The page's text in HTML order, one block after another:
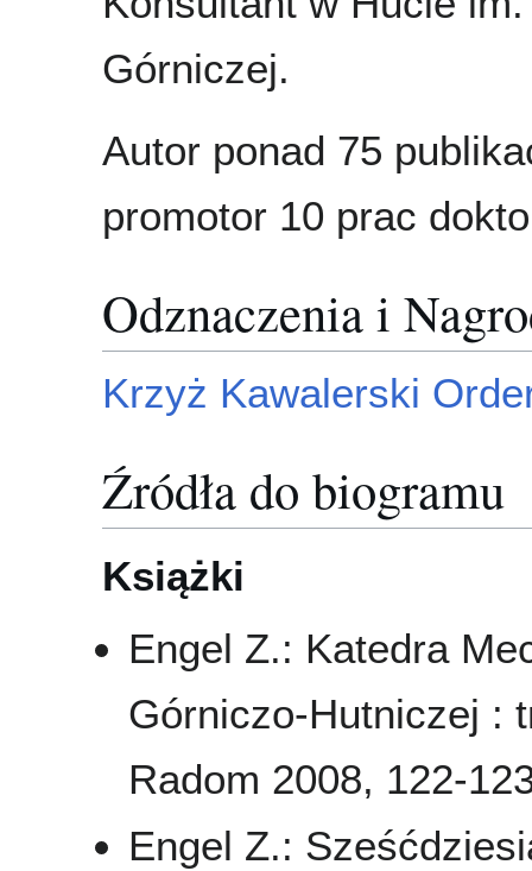
Górniczej.
Autor ponad 75
promotor 10 prac
Odznaczenia i
Krzyż Kawalerski
Źródła do biogramu
Książki
Engel Z.: Katedra
Górniczo-Hutniczej :
Radom 2008, 122-
Engel Z.: